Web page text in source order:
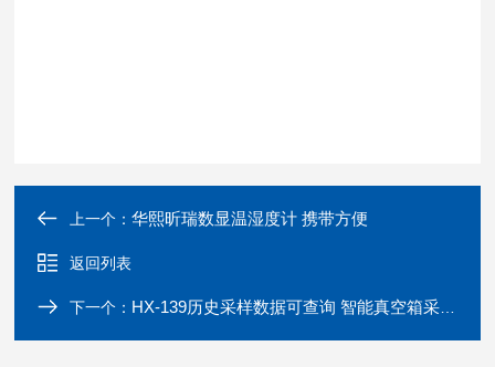
上一个：华熙昕瑞数显温湿度计 携带方便
返回列表
下一个： HX-139历史采样数据可查询 智能真空箱采样器